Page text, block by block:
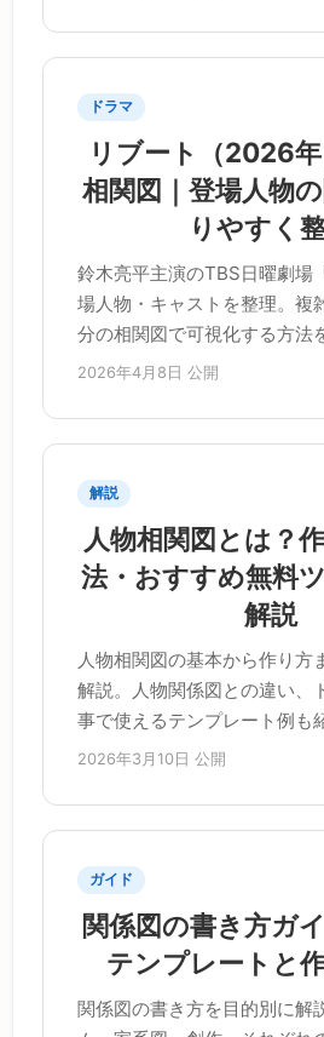
ドラマ
リブート（2026年
相関図｜登場人物
りやすく
鈴木亮平主演のTBS日曜劇場
場人物・キャストを整理。複
分の相関図で可視化する方法
2026年4月8日 公開
解説
人物相関図とは？
法・おすすめ無料
解説
人物相関図の基本から作り方
解説。人物関係図との違い、
事で使えるテンプレート例も
2026年3月10日 公開
ガイド
関係図の書き方ガ
テンプレートと
関係図の書き方を目的別に解